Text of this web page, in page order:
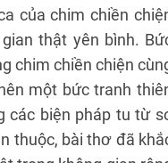
của chim chiền
thật yên bình.
chim chiền chiện
một bức tranh
các biện pháp tu từ
thuộc, bài thơ đã